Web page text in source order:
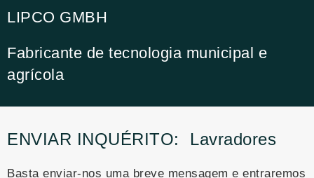
LIPCO GMBH
Fabricante de tecnologia municipal e
agrícola
ENVIAR INQUÉRITO: Lavradores
Basta enviar-nos uma breve mensagem e entraremos